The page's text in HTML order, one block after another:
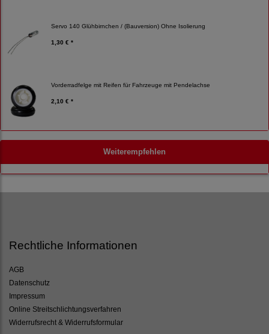
Servo 140 Glühbirnchen / (Bauversion) Ohne Isolierung
1,30 € *
Vorderradfelge mit Reifen für Fahrzeuge mit Pendelachse
2,10 € *
Weiterempfehlen
Rechtliche Informationen
AGB
Datenschutz
Impressum
Online Streitschlichtungsverfahren
Widerrufsrecht & Widerrufsformular